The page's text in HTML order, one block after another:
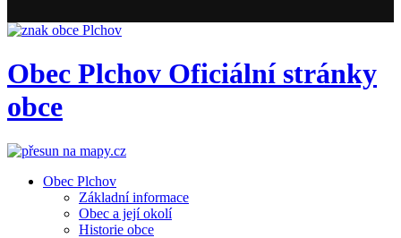
Obec Plchov Oficiální stránky
obce
Obec Plchov
Základní informace
Obec a její okolí
Historie obce